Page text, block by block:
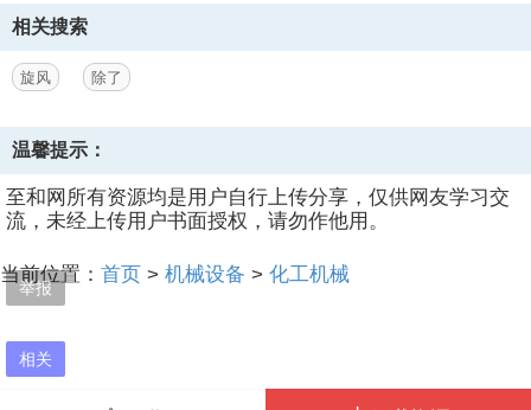
相关
举报
相关搜索
旋风 除了
温馨提示：
至和网所有资源均是用户自行上传分享，仅供网友学习交
流，未经上传用户书面授权，请勿作他用。
当前位置： 首页 > 机械设备 > 化工机械